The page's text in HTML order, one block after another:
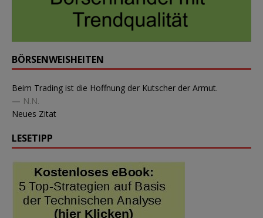
BÖRSENWEISHEITEN
Beim Trading ist die Hoffnung der Kutscher der Armut.
— N.N.
Neues Zitat
LESETIPP